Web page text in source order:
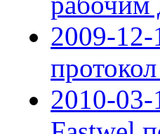
2009-12-
2010-